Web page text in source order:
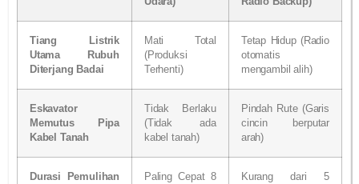
Tiang Listrik
Utama Rubuh
Diterjang Badai
Mati Total
(Produksi
Terhenti)
Tetap Hidup (Radio
otomatis
mengambil alih)
Eskavator
Memutus Pipa
Kabel Tanah
Tidak Berlaku
(Tidak ada
kabel tanah)
Pindah Rute (Garis
cincin berputar
arah)
Durasi Pemulihan
Paling Cepat 8
Kurang dari 5